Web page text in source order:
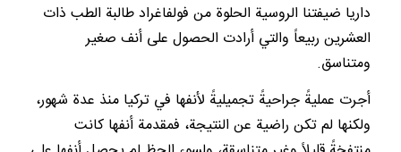
داریا ضيفتنا الروسية الحلوة من فولفاغراد طالبة الطب ذات
العشرين ربيعاً والتي أرادت الحصول على أنف صغير
ومتناسق.
أجرت عمليةً جراحيةً تجميليةً لأنفها في تركيا منذ عدة شهور،
ولكنها لم تكن راضية عن النتيجة، فمقدمة أنفها كانت